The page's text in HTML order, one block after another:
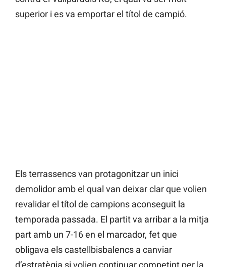
superior i es va emportar el títol de campió.
Els terrassencs van protagonitzar un inici
demolidor amb el qual van deixar clar que volien
revalidar el títol de campions aconseguit la
temporada passada. El partit va arribar a la mitja
part amb un 7-16 en el marcador, fet que
obligava els castellbisbalencs a canviar
d’estratègia si volien continuar competint per la